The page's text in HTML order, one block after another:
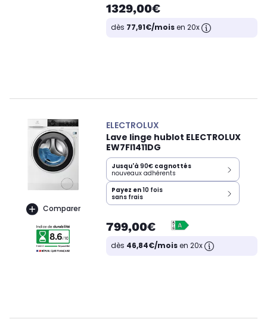
1329,00€
dès 77,91€/moisen 20x
Comparer
ELECTROLUX
Lave linge hublot ELECTROLUX
EW7FI1411DG
Jusqu'à 90€ cagnottés
nouveaux adhérents
Payez en10 fois
sans frais
799,00€
dès 46,84€/moisen 20x